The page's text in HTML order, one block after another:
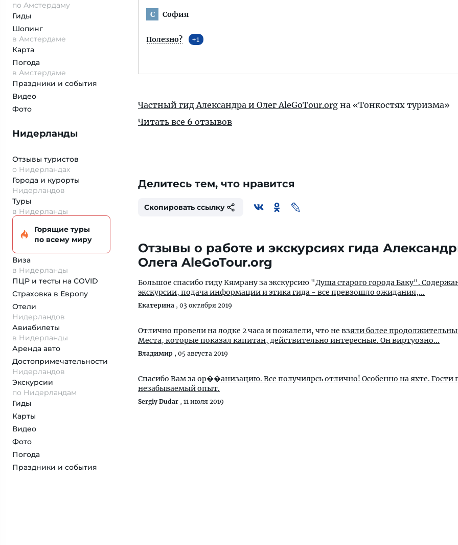
по Амстердаму
Гиды
Шопинг
в Амстердаме
Карта
Погода
в Амстердаме
Праздники и события
Видео
Фото
Нидерланды
Отзывы туристов
о Нидерландах
Города и курорты
Нидерландов
Туры
в Нидерланды
Горящие туры
по всему миру
Виза
в Нидерланды
ПЦР и тесты на COVID
Страховка в Европу
Отели
Нидерландов
Авиабилеты
в Нидерланды
Аренда авто
Достопримеча­тельности
Нидерландов
Экскурсии
по Нидерландам
Гиды
Карты
Видео
Фото
Погода
Праздники и события
С София
Полезно? 1
Частный гид Александра и Олег AleGoTour.org на «Тонкостях туризма»
Читать все 6 отзывов
Делитесь тем, что нравится
Скопировать ссылку
Отзывы о работе и экскурсиях гида
Олега AleGoTour.org
Большое спасибо гиду Кямрану за экскурсию "Душа старого города Баку".
экскурсии, подача информации и этика гида - все превзошло ожидания,...
Екатерина , 03 октября 2019
Отлично провели на лодке 2 часа и пожалели, что не взяли более
Места, которые показал капитан, действительно интересные. Он виртуозно...
Владимир , 05 августа 2019
Спасибо Вам за ор��анизацию. Все получилрсь отлично! Особенно на яхте. Гости
незабываемый опыт.
Sergiy Dudar , 11 июля 2019